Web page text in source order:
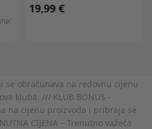
19,99 €
se obračunava na redovnu cijenu
kluba. /// KLUB BONUS -
na cijenu proizvoda i pribraja se
CIJENA – Trenutno važeća